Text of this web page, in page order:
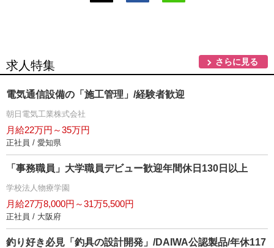
求人特集 さらに見る
電気通信設備の「施工管理」/経験者歓迎
朝日電気工業株式会社
月給22万円～35万円
正社員 / 愛知県
「事務職員」大学職員デビュー歓迎年間休日130日以上
学校法人物療学園
月給27万8,000円～31万5,500円
正社員 / 大阪府
釣り好き必見「釣具の設計開発」/DAIWA公認製品/年休117